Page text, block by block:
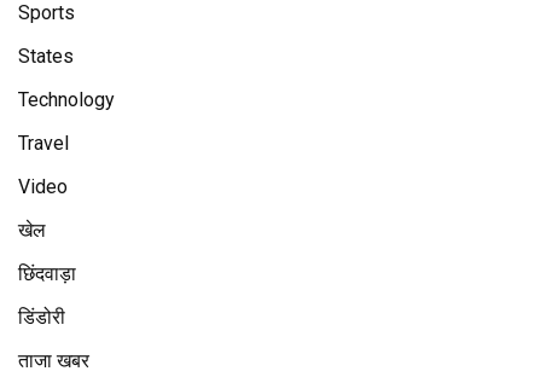
Sports
States
Technology
Travel
Video
खेल
छिंदवाड़ा
डिंडोरी
ताजा खबर